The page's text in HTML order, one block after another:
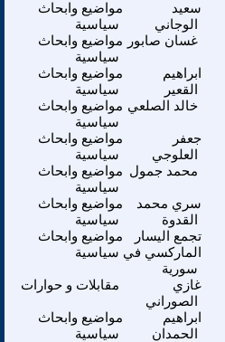
مواضيع وابحاث
سياسية
سعيد
الوجاني
مواضيع وابحاث
سياسية
غسان صابور
مواضيع وابحاث
سياسية
ابراهيم
القعير
مواضيع وابحاث
سياسية
خالد الصلعي
مواضيع وابحاث
سياسية
جعفر
العلوجي
مواضيع وابحاث
سياسية
محمد جمول
مواضيع وابحاث
سياسية
سري محمد
القدوة
مواضيع وابحاث
سياسية
تجمع اليسار
الماركسي في
سورية
مقابلات و حوارات
غازي
الصوراني
مواضيع وابحاث
سياسية
ابراهيم
الحمدان